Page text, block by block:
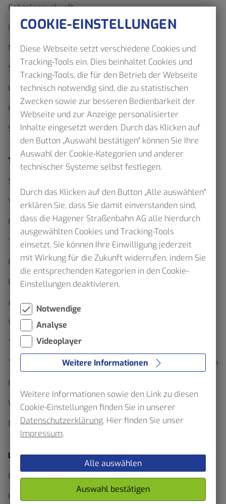
Fahrplanauskunft
Interaktiver Netzplan
Netzpläne als Download
Sommerfahrplan 2026
Linienfahrpläne
Haltestellenskizzen
Schülerverkehr
Ticketfinder
Schluss mit Waben Wirrwarr
Verkehrserhebung im Verbundgebiet – VRR bittet
Fahrgäste um Mithilfe
Ticketfinder
Formulare und Anträge
HST App
Abo-Onlineshop
Wo gibt es Tickets zu kaufen?
Tarifgebiete, Regionen & Preisstufen
Tarifbestimmungen, Beförderungs- und Abobedingungen
Fahrgasterhebungen in den Bussen der HST
Westfalentarif
NRW-Tarif
Unsere Leistungen
Einstieg VORNE. Ausstieg HINTEN.
HST schließt E-Tretroller von der Mitnahme aus
COOKIE-EINSTELLUNGEN
Diese Webseite setzt verschiedene Cookies und
Tracking-Tools ein. Dies beinhaltet Cookies und
Tracking-Tools, die für den Betrieb der Webseite
technisch notwendig sind, die zu statistischen
Zwecken sowie zur besseren Bedienbarkeit der
Webseite und zur Anzeige personalisierter
Inhalte eingesetzt werden. Durch das Klicken auf
den Button „Auswahl bestätigen" können Sie Ihre
Auswahl der Cookie-Kategorien und anderer
technischer Systeme selbst festlegen.
Durch das Klicken auf den Button „Alle auswählen"
erklären Sie, dass Sie damit einverstanden sind,
dass die Hagener Straßenbahn AG alle hierdurch
ausgewählten Cookies und Tracking-Tools
einsetzt. Sie können Ihre Einwilligung jederzeit
mit Wirkung für die Zukunft widerrufen, indem Sie
die entsprechenden Kategorien in den Cookie-
Einstellungen deaktivieren.
Notwendige
Analyse
Videoplayer
Weitere Informationen
Weitere Informationen sowie den Link zu diesen
Cookie-Einstellungen finden Sie in unserer
Datenschutzerklärung. Hier finden Sie unser
Impressum.
Alle auswählen
Auswahl bestätigen